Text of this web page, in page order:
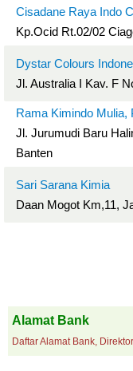
Cisadane Raya Indo
Kp.Ocid Rt.02/02
Dystar Colours
Jl. Australia I Kav. F
Rama Kimindo Mulia,
Jl. Jurumudi Baru
Banten
Sari Sarana Kimia
Daan Mogot Km,11,
Alamat Bank
Daftar Alamat Bank,